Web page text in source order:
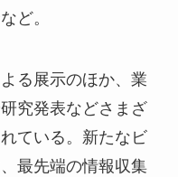
ど。
る展示のほか、業
究発表などさまざ
ている。新たなビ
最先端の情報収集